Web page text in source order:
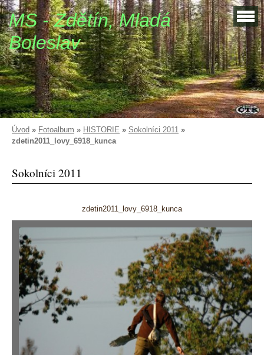
MS - Zdětín, Mladá
Boleslav
Úvod » Fotoalbum » HISTORIE » Sokolníci 2011 »
zdetin2011_lovy_6918_kunca
Sokolníci 2011
zdetin2011_lovy_6918_kunca